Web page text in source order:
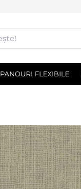
PANOURI FLEXIBILE